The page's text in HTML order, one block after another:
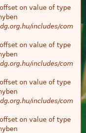
on value of type
includes/com
on value of type
includes/com
on value of type
includes/com
on value of type